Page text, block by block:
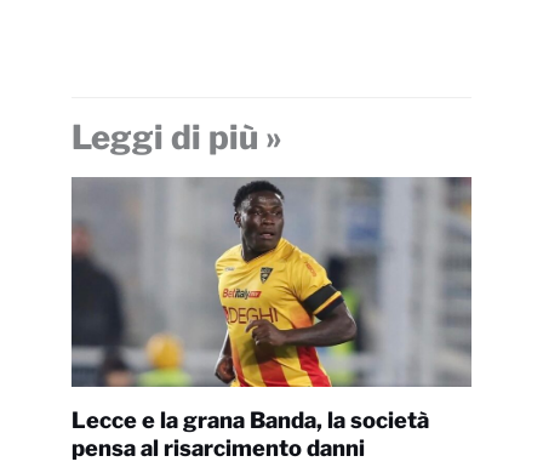
Leggi di più »
Lecce e la grana Banda, la società
pensa al risarcimento danni